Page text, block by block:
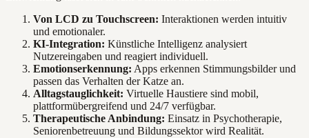
Von LCD zu Touchscreen: Interaktionen werden intuitiv
und emotionaler.
KI-Integration: Künstliche Intelligenz analysiert
Nutzereingaben und reagiert individuell.
Emotionserkennung: Apps erkennen Stimmungsbilder und
passen das Verhalten der Katze an.
Alltagstauglichkeit: Virtuelle Haustiere sind mobil,
plattformübergreifend und 24/7 verfügbar.
Therapeutische Anbindung: Einsatz in Psychotherapie,
Seniorenbetreuung und Bildungssektor wird Realität.